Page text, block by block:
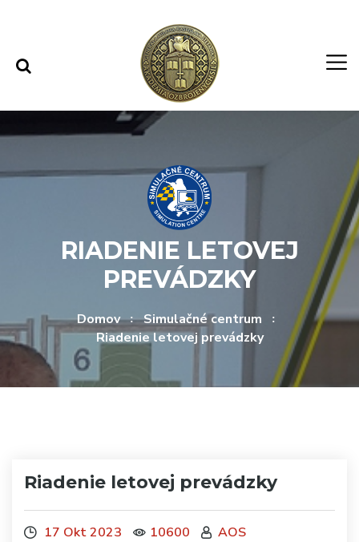
RIADENIE LETOVEJ
PREVÁDZKY
Domov
Simulačné centrum
Riadenie letovej prevádzky
Riadenie letovej prevádzky
17 Okt 2023 10600 AOS